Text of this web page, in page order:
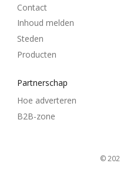
Contact
Inhoud melden
Steden
Producten
Partnerschap
Hoe adverteren
B2B-zone
©